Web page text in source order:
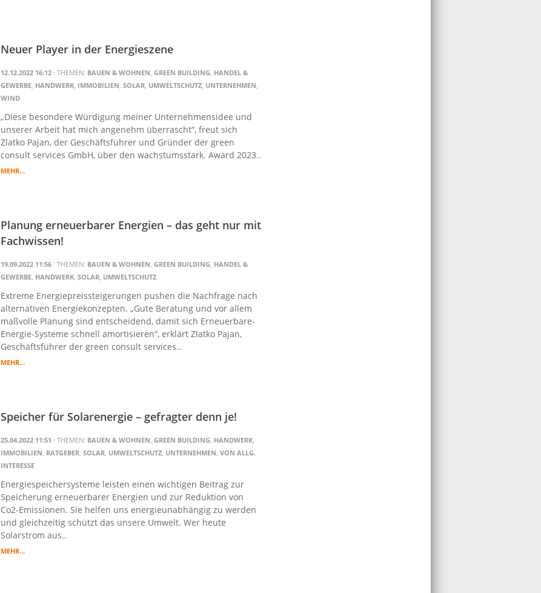
Neuer Player in der Energieszene
12.12.2022 16:12 · THEMEN: BAUEN & WOHNEN, GREEN BUILDING, HANDEL &
GEWERBE, HANDWERK, IMMOBILIEN, SOLAR, UMWELTSCHUTZ, UNTERNEHMEN,
WIND
„Diese besondere Würdigung meiner Unternehmensidee und
unserer Arbeit hat mich angenehm überrascht“, freut sich
Zlatko Pajan, der Geschäftsführer und Gründer der green
consult services GmbH, über den wachstumsstark. Award 2023..
MEHR…
Planung erneuerbarer Energien – das geht nur mit
Fachwissen!
19.09.2022 11:56 · THEMEN: BAUEN & WOHNEN, GREEN BUILDING, HANDEL &
GEWERBE, HANDWERK, SOLAR, UMWELTSCHUTZ
Extreme Energiepreissteigerungen pushen die Nachfrage nach
alternativen Energiekonzepten. „Gute Beratung und vor allem
maßvolle Planung sind entscheidend, damit sich Erneuerbare-
Energie-Systeme schnell amortisieren“, erklärt Zlatko Pajan,
Geschäftsführer der green consult services..
MEHR…
Speicher für Solarenergie – gefragter denn je!
25.04.2022 11:51 · THEMEN: BAUEN & WOHNEN, GREEN BUILDING, HANDWERK,
IMMOBILIEN, RATGEBER, SOLAR, UMWELTSCHUTZ, UNTERNEHMEN, VON ALLG.
INTERESSE
Energiespeichersysteme leisten einen wichtigen Beitrag zur
Speicherung erneuerbarer Energien und zur Reduktion von
Co2-Emissionen. Sie helfen uns energieunabhängig zu werden
und gleichzeitig schützt das unsere Umwelt. Wer heute
Solarstrom aus..
MEHR…